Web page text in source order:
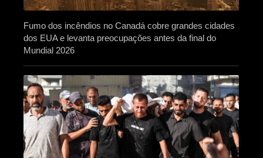
Fumo dos incêndios no Canadá cobre grandes cidades
dos EUA e levanta preocupações antes da final do
Mundial 2026